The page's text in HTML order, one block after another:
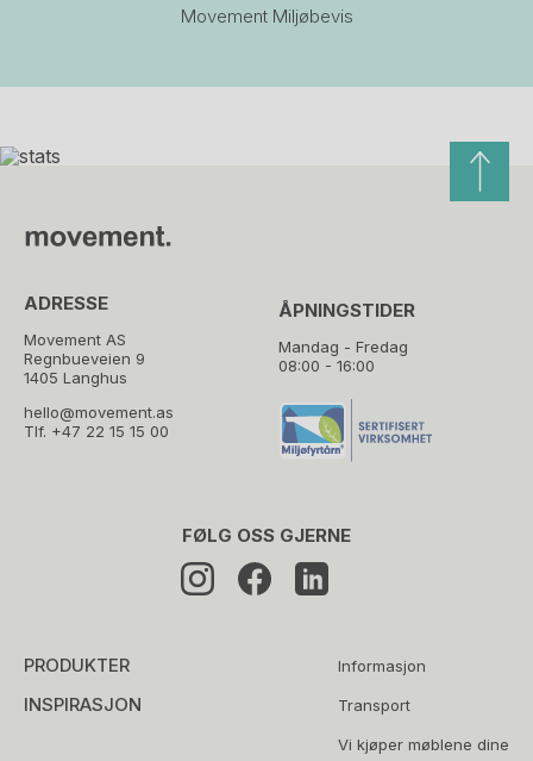
Movement Miljøbevis
ADRESSE
Movement AS
Regnbueveien 9
1405 Langhus
hello@movement.as
Tlf. +47 22 15 15 00
ÅPNINGSTIDER
Mandag - Fredag
08:00 - 16:00
PRODUKTER
INSPIRASJON
Informasjon
Transport
Vi kjøper møblene dine
FØLG OSS GJERNE